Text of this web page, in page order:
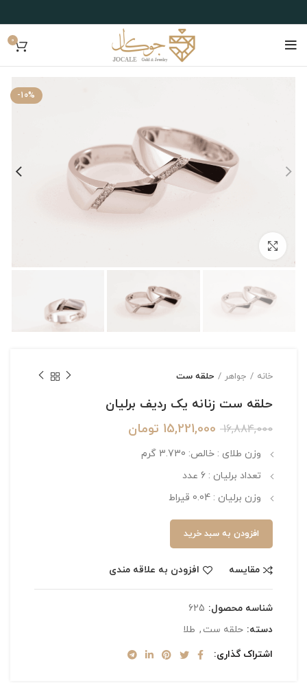
0
-10%
خانه جواهر حلقه ست
حلقه ست زنانه یک ردیف برلیان
16,884,000
15,221,000 تومان
وزن طلای : خالص: 3.730 گرم
تعداد برلیان : 6 عدد
وزن برلیان : 0.04 قیراط
افزودن به سبد خرید
مقایسه افزودن به علاقه مندی
شناسه محصول: 625
دسته: حلقه ست , طلا
اشتراک گذاری